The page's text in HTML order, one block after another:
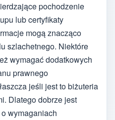
pochodzenie
lub certyfikaty
mogą znacząco
szlachetnego. Niektóre
wymagać dodatkowych
prawnego
jeśli jest to biżuteria
Dlatego dobrze jest
wymaganiach